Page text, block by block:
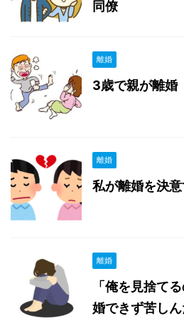
同僚
離婚
3歳で親が離婚
離婚
私が離婚を決
離婚
「俺を見捨て
婚できず苦しん